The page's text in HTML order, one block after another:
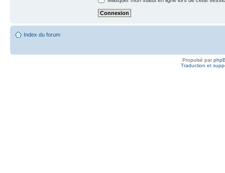
Index du forum
Propulsé par
Traduction et